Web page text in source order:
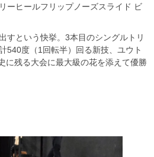
ーヒールフリップノーズスライド ビ
すという快挙。3本目のシングルトリ
540度（1回転半）回る新技、ユウト
に残る大会に最大級の花を添えて優勝